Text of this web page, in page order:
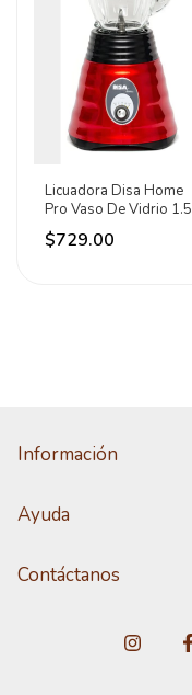
Licuadora Disa Home
Pro Vaso De Vidrio 1.5
Lts. 3 Vel. Color Rojo
$729.00
Información
Ayuda
Contáctanos